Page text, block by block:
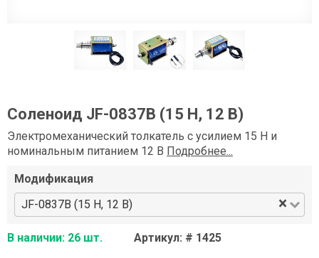
Соленоид JF-0837B (15 Н, 12 В)
Электромеханический толкатель c усилием 15 Н и
номинальным питанием 12 В Подробнее...
Модификация
JF-0837B (15 Н, 12 В)
×
В наличии: 26 шт. Артикул: # 1425